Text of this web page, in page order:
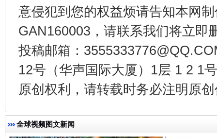
意侵犯到您的权益烦请告知本网
GAN160003，请联系我们将立即
投稿邮箱：
12号（华声国际大厦）1层 1 2 1
原创权利，请转载时务必注明原
全球视频图文新闻